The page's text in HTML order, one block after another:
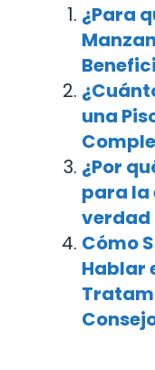
¿Para
una
¿Por
para la
verdad
Cómo
Hablar